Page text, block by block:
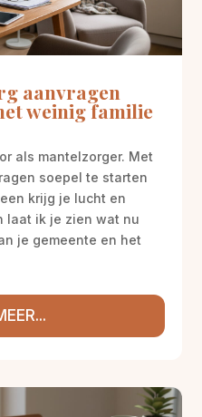
aanvragen
weinig familie
als mantelzorger. Met
soepel te starten
krijg je lucht en
laat ik je zien wat nu
je gemeente en het